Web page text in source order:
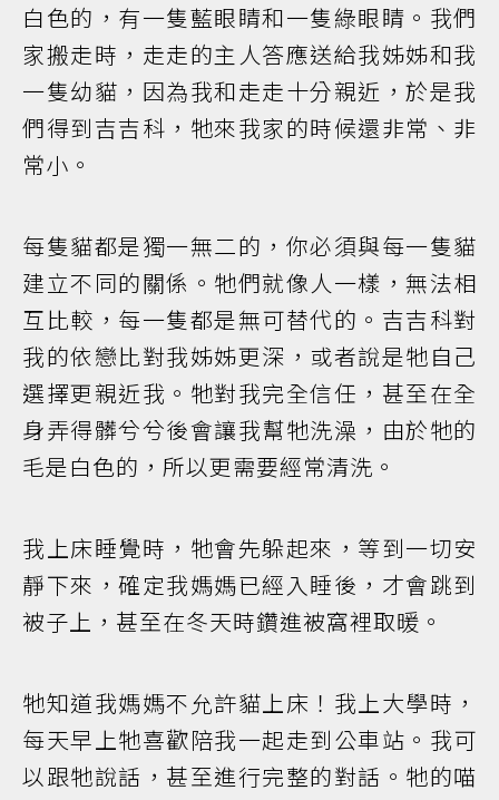
白色的，有一隻藍眼睛和一隻綠眼睛。我們
家搬走時，走走的主人答應送給我姊姊和我
一隻幼貓，因為我和走走十分親近，於是我
們得到吉吉科，牠來我家的時候還非常、非
常小。
每隻貓都是獨一無二的，你必須與每一隻貓
建立不同的關係。牠們就像人一樣，無法相
互比較，每一隻都是無可替代的。吉吉科對
我的依戀比對我姊姊更深，或者說是牠自己
選擇更親近我。牠對我完全信任，甚至在全
身弄得髒兮兮後會讓我幫牠洗澡，由於牠的
毛是白色的，所以更需要經常清洗。
我上床睡覺時，牠會先躲起來，等到一切安
靜下來，確定我媽媽已經入睡後，才會跳到
被子上，甚至在冬天時鑽進被窩裡取暖。
牠知道我媽媽不允許貓上床！我上大學時，
每天早上牠喜歡陪我一起走到公車站。我可
以跟牠說話，甚至進行完整的對話。牠的喵